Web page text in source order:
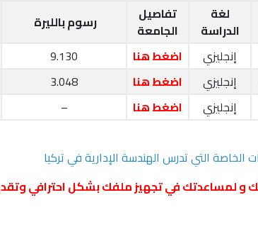
لغة
الدراسة
تفاصيل
الجامعة
رسوم بالليرة
إنجليزي اضغط هنا 9.130
إنجليزي اضغط هنا 3.048
إنجليزي اضغط هنا –
الخاصة التي تدرس الهندسة الإدارية في تركيا
و لمساعدتك في تجهيز ملفك بشكل احترافي